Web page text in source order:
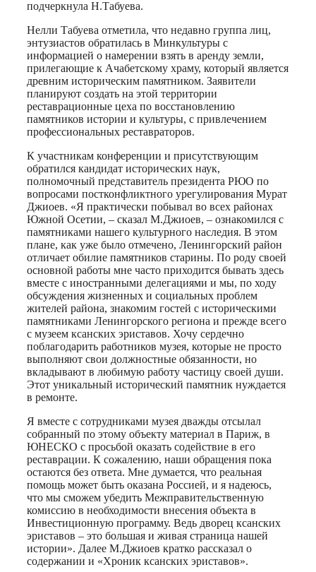
подчеркнула Н.Табуева.
Нелли Табуева отметила, что недавно группа лиц,
энтузиастов обратилась в Минкультуры с
информацией о намерении взять в аренду земли,
прилегающие к Ачабетскому храму, который является
древним историческим памятником. Заявители
планируют создать на этой территории
реставрационные цеха по восстановлению
памятников истории и культуры, с привлечением
профессиональных реставраторов.
К участникам конференции и присутствующим
обратился кандидат исторических наук,
полномочный представитель президента РЮО по
вопросами постконфликтного урегулирования Мурат
Джиоев. «Я практически побывал во всех районах
Южной Осетии, – сказал М.Джиоев, – ознакомился с
памятниками нашего культурного наследия. В этом
плане, как уже было отмечено, Ленингорский район
отличает обилие памятников старины. По роду своей
основной работы мне часто приходится бывать здесь
вместе с иностранными делегациями и мы, по ходу
обсуждения жизненных и социальных проблем
жителей района, знакомим гостей с историческими
памятниками Ленингорского региона и прежде всего
с музеем ксанских эриставов. Хочу сердечно
поблагодарить работников музея, которые не просто
выполняют свои должностные обязанности, но
вкладывают в любимую работу частицу своей души.
Этот уникальный исторический памятник нуждается
в ремонте.
Я вместе с сотрудниками музея дважды отсылал
собранный по этому объекту материал в Париж, в
ЮНЕСКО с просьбой оказать содействие в его
реставрации. К сожалению, наши обращения пока
остаются без ответа. Мне думается, что реальная
помощь может быть оказана Россией, и я надеюсь,
что мы сможем убедить Межправительственную
комиссию в необходимости внесения объекта в
Инвестиционную программу. Ведь дворец ксанских
эриставов – это большая и живая страница нашей
истории». Далее М.Джиоев кратко рассказал о
содержании и «Хроник ксанских эриставов».